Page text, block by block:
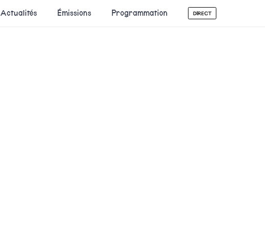
Actualités Émissions Programmation DIRECT